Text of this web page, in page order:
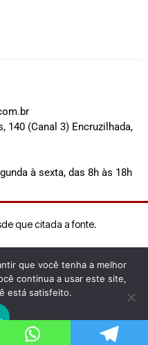
140 (Canal 3) Encruzilhada,
à sexta, das 8h às 18h
que citada a fonte.
que você tenha a melhor
continua a usar este site,
está satisfeito.